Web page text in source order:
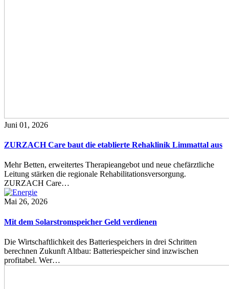
Juni 01, 2026
ZURZACH Care baut die etablierte Rehaklinik Limmattal aus
Mehr Betten, erweitertes Therapieangebot und neue chefärztliche
Leitung stärken die regionale Rehabilitationsversorgung.
ZURZACH Care…
Mai 26, 2026
Mit dem Solarstromspeicher Geld verdienen
Die Wirtschaftlichkeit des Batteriespeichers in drei Schritten
berechnen Zukunft Altbau: Batteriespeicher sind inzwischen
profitabel. Wer…